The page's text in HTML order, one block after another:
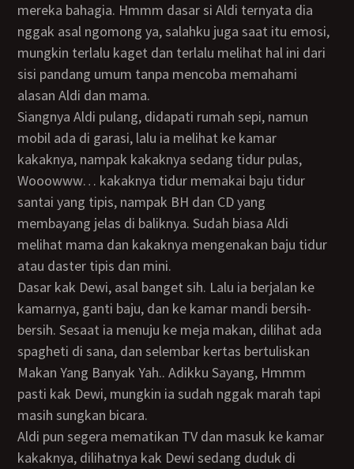
mereka bahagia. Hmmm dasar si Aldi ternyata dia
nggak asal ngomong ya, salahku juga saat itu emosi,
mungkin terlalu kaget dan terlalu melihat hal ini dari
sisi pandang umum tanpa mencoba memahami
alasan Aldi dan mama.
Siangnya Aldi pulang, didapati rumah sepi, namun
mobil ada di garasi, lalu ia melihat ke kamar
kakaknya, nampak kakaknya sedang tidur pulas,
Wooowww… kakaknya tidur memakai baju tidur
santai yang tipis, nampak BH dan CD yang
membayang jelas di baliknya. Sudah biasa Aldi
melihat mama dan kakaknya mengenakan baju tidur
atau daster tipis dan mini.
Dasar kak Dewi, asal banget sih. Lalu ia berjalan ke
kamarnya, ganti baju, dan ke kamar mandi bersih-
bersih. Sesaat ia menuju ke meja makan, dilihat ada
spagheti di sana, dan selembar kertas bertuliskan
Makan Yang Banyak Yah.. Adikku Sayang, Hmmm
pasti kak Dewi, mungkin ia sudah nggak marah tapi
masih sungkan bicara.
Aldi pun segera mematikan TV dan masuk ke kamar
kakaknya, dilihatnya kak Dewi sedang duduk di